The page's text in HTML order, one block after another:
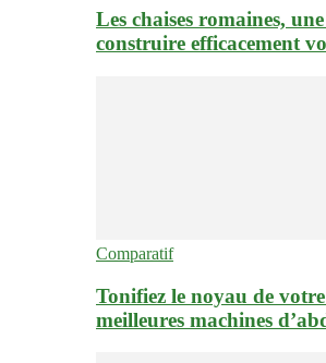
Les chaises romaines,
construire efficacement
Comparatif
Tonifiez le noyau de
meilleures machines